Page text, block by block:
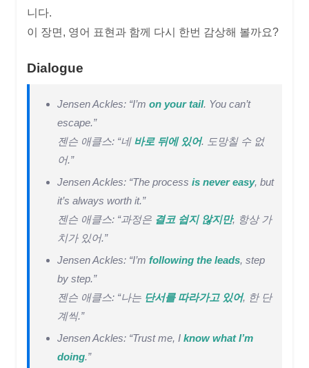
니다.
이 장면, 영어 표현과 함께 다시 한번 감상해 볼까요?
Dialogue
Jensen Ackles: “I’m on your tail. You can’t
escape.”
젠슨 애클스: “네 바로 뒤에 있어. 도망칠 수 없
어.”
Jensen Ackles: “The process is never easy, but
it’s always worth it.”
젠슨 애클스: “과정은 결코 쉽지 않지만, 항상 가
치가 있어.”
Jensen Ackles: “I’m following the leads, step
by step.”
젠슨 애클스: “나는 단서를 따라가고 있어, 한 단
계씩.”
Jensen Ackles: “Trust me, I know what I’m
doing.”